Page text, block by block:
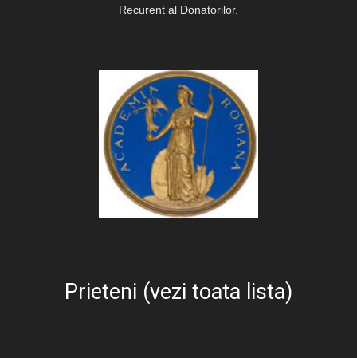
Recurent al Donatorilor.
Prieteni (vezi toata lista)